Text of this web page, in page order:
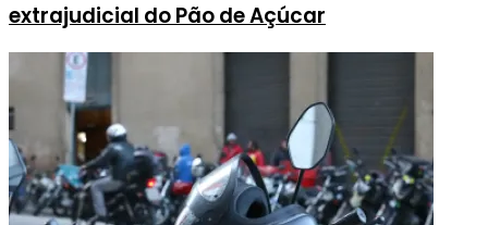
extrajudicial do Pão de Açúcar